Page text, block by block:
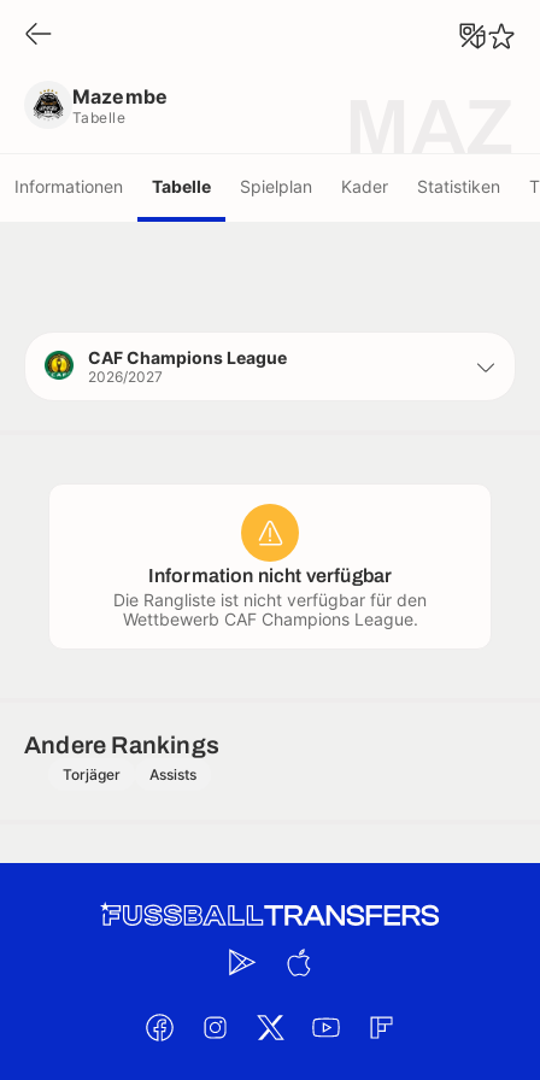
Mazembe
Tabelle
Informationen Tabelle Spielplan Kader Statistiken
CAF Champions League
2026/2027
Information nicht verfügbar
Die Rangliste ist nicht verfügbar für den
Wettbewerb CAF Champions League.
Andere Rankings
Torjäger Assists